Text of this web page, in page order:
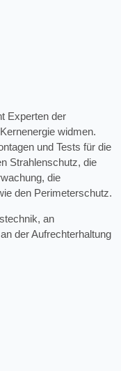
Experten der
widmen.
und Tests für die
Strahlenschutz, die
die
den Perimeterschutz.
an
der Aufrechterhaltung